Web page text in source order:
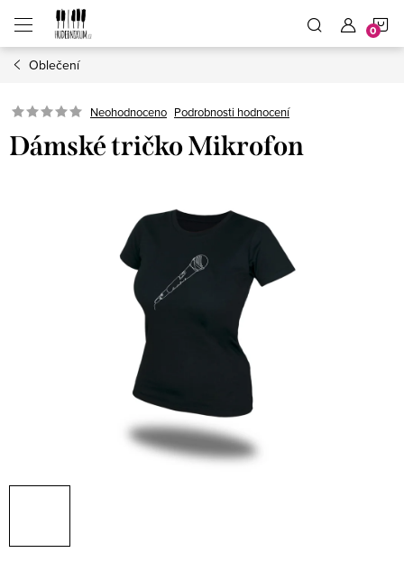
obsah
Oblečení
Neohodnoceno Podrobnosti hodnocení
Dámské tričko Mikrofon